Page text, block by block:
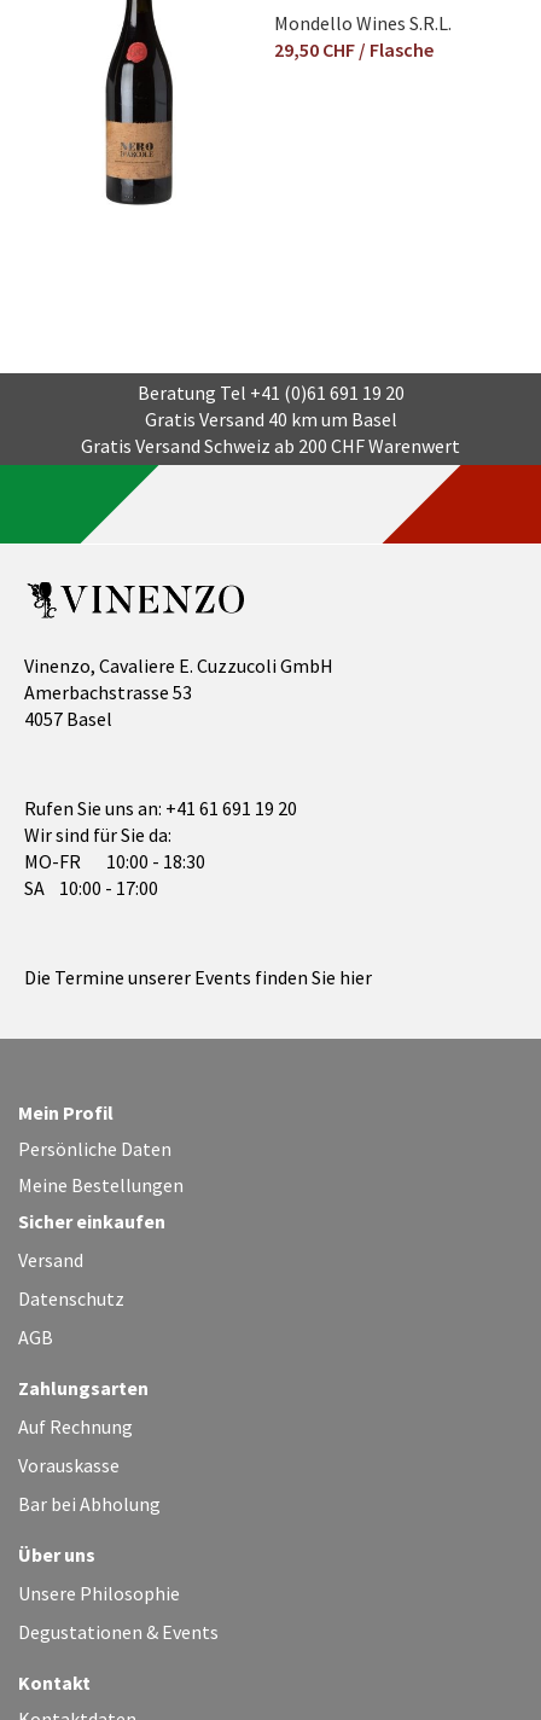
Mondello Wines S.R.L.
29,50 CHF / Flasche
Beratung Tel +41 (0)61 691 19 20
Gratis Versand 40 km um Basel
Gratis Versand Schweiz ab 200 CHF Warenwert
Vinenzo, Cavaliere E. Cuzzucoli GmbH
Amerbachstrasse 53
4057 Basel
Rufen Sie uns an: +41 61 691 19 20
Wir sind für Sie da:
MO-FR 10:00 - 18:30
SA 10:00 - 17:00
Die Termine unserer Events finden Sie hier
Mein Profil
Persönliche Daten
Meine Bestellungen
Sicher einkaufen
Versand
Datenschutz
AGB
Zahlungsarten
Auf Rechnung
Vorauskasse
Bar bei Abholung
Über uns
Unsere Philosophie
Degustationen & Events
Kontakt